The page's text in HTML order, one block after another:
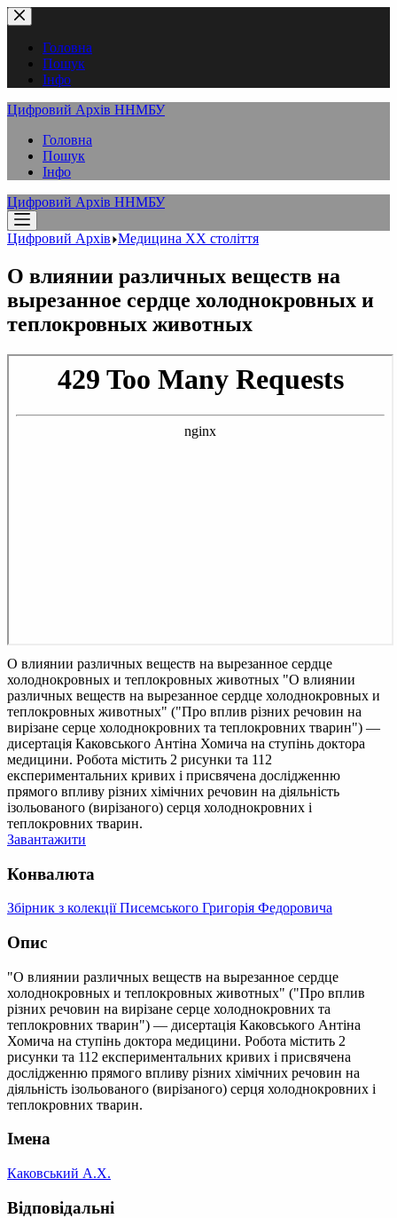
Перейти
до
вмістуГоловна
Пошук
Інфо
Цифровий Архів ННМБУ
Головна
Пошук
Інфо
Цифровий Архів ННМБУ
Цифровий Архів Медицина XX століття
О влиянии различных веществ на
вырезанное сердце холоднокровных и
теплокровных животных
О влиянии различных веществ на вырезанное сердце
холоднокровных и теплокровных животных "О влиянии
различных веществ на вырезанное сердце холоднокровных и
теплокровных животных" ("Про вплив різних речовин на
вирізане серце холоднокровних та теплокровних тварин") —
дисертація Каковського Антіна Хомича на ступінь доктора
медицини. Робота містить 2 рисунки та 112
експериментальних кривих і присвячена дослідженню
прямого впливу різних хімічних речовин на діяльність
ізольованого (вирізаного) серця холоднокровних і
теплокровних тварин.
Завантажити
Конвалюта
Збірник з колекції Писемського Григорія Федоровича
Опис
"О влиянии различных веществ на вырезанное сердце
холоднокровных и теплокровных животных" ("Про вплив
різних речовин на вирізане серце холоднокровних та
теплокровних тварин") — дисертація Каковського Антіна
Хомича на ступінь доктора медицини. Робота містить 2
рисунки та 112 експериментальних кривих і присвячена
дослідженню прямого впливу різних хімічних речовин на
діяльність ізольованого (вирізаного) серця холоднокровних і
теплокровних тварин.
Імена
Каковський А.Х.
Відповідальні